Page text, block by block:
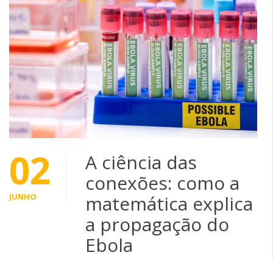
02
JUNHO
A ciência das
conexões: como a
matemática explica
a propagação do
Ebola